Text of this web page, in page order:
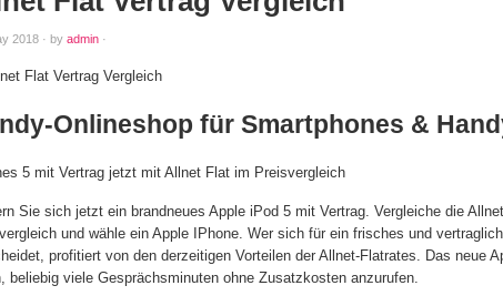
2018 · by admin ·
Onlineshop für Smartphones &
5 mit Vertrag jetzt mit Allnet Flat im Preisvergleich
Sie sich jetzt ein brandneues Apple iPod 5 mit Vertrag. Vergleiche die
und wähle ein Apple IPhone. Wer sich für ein frisches und
profitiert von den derzeitigen Vorteilen der Allnet-Flatrates. Das neue
beliebig viele Gesprächsminuten ohne Zusatzkosten anzurufen.